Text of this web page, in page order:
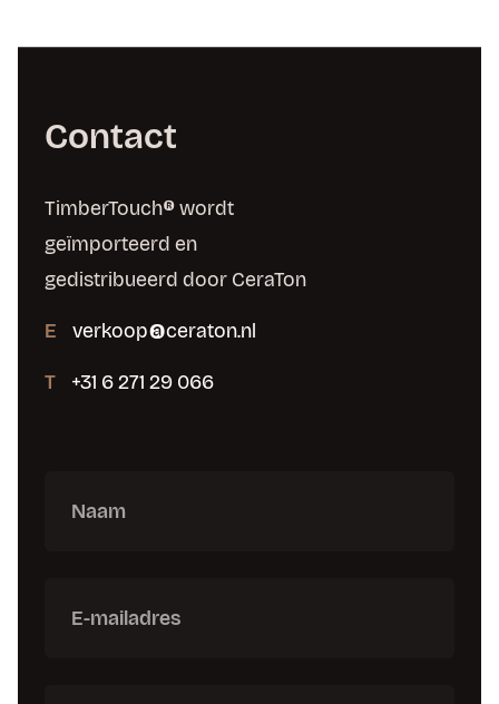
Contact
TimberTouch® wordt
geïmporteerd en
gedistribueerd door CeraTon
E verkoop@ceraton.nl
T +31 6 271 29 066